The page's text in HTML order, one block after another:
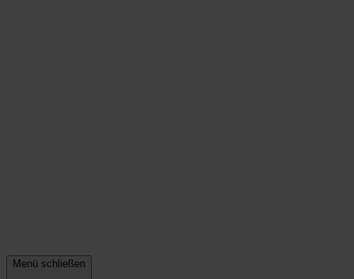
Menü schließen